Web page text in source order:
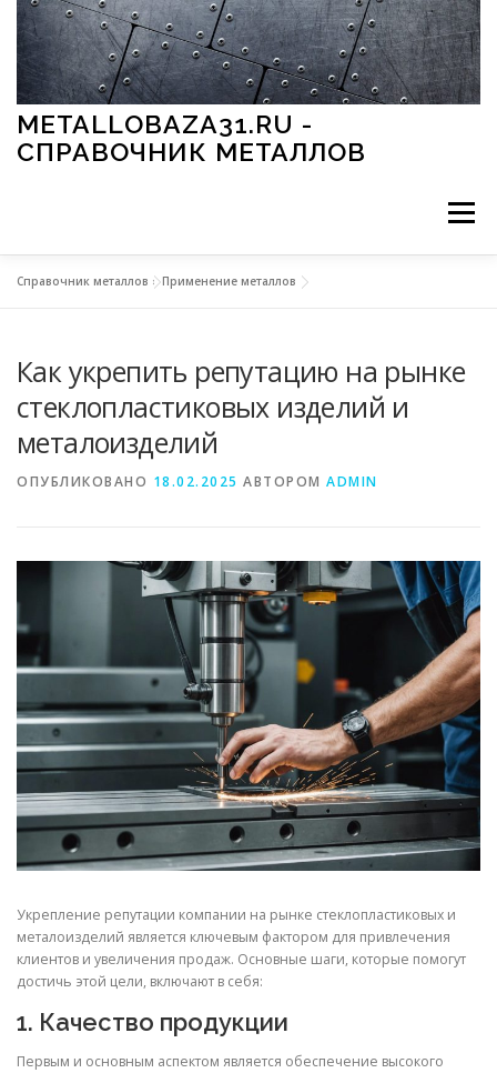
Перейти к содержимому
METALLOBAZA31.RU -
СПРАВОЧНИК МЕТАЛЛОВ
Меню
МЕТАЛЛЫ И ОКРУЖАЮЩАЯ СРЕДА
ПРИМЕНЕНИЕ МЕТАЛЛОВ
Справочник металлов »Применение металлов
Как укрепить репутацию на рынке
стеклопластиковых изделий и
металоизделий
ОПУБЛИКОВАНО 18.02.2025 АВТОРОМ ADMIN
Укрепление репутации компании на рынке стеклопластиковых и
металоизделий является ключевым фактором для привлечения
клиентов и увеличения продаж. Основные шаги, которые помогут
достичь этой цели, включают в себя:
1. Качество продукции
Первым и основным аспектом является обеспечение высокого